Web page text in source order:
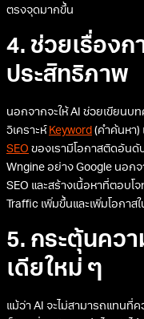
ตรงจุดมากขึ้น
4. ช่วยเรื่องก
ประสิทธิภาพ
นอกจากจะให้ AI ช่วยเขียนบ
วิเคราะห์ Keyword (คำค้นหา)
SEO ของเรามีโอกาสติดอัน
Wngine อย่าง Google นอก
SEO และสร้างเนื้อหาที่ตอบโ
Traffic เพิ่มขึ้นและเพิ่มโอกาส
5. กระตุ้นคว
เดียใหม่ ๆ
แม้ว่า AI จะไม่สามารถแทน